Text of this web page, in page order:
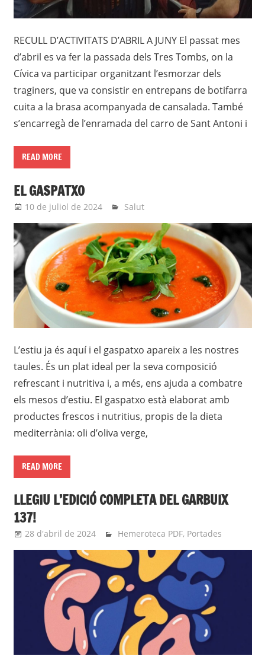
RECULL D’ACTIVITATS D’ABRIL A JUNY El passat mes
d’abril es va fer la passada dels Tres Tombs, on la
Cívica va participar organitzant l’esmorzar dels
traginers, que va consistir en entrepans de botifarra
cuita a la brasa acompanyada de cansalada. També
s’encarregà de l’enramada del carro de Sant Antoni i
READ MORE
EL GASPATXO
10 de juliol de 2024 roger
Salut
L’estiu ja és aquí i el gaspatxo apareix a les nostres
taules. És un plat ideal per la seva composició
refrescant i nutritiva i, a més, ens ajuda a combatre
els mesos d’estiu. El gaspatxo està elaborat amb
productes frescos i nutritius, propis de la dieta
mediterrània: oli d’oliva verge,
READ MORE
LLEGIU L’EDICIÓ COMPLETA DEL GARBUIX
137!
28 d'abril de 2024 roger
Hemeroteca PDF, Portades